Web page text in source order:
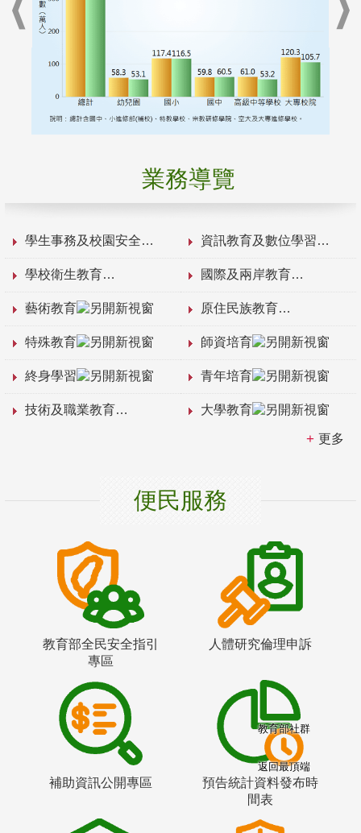
業務導覽
學生事務及校園安全 資訊教育及數位學習
學校衛生教育 國際及兩岸教育
藝術教育 原住民族教育
特殊教育 師資培育
終身學習 青年培育
技術及職業教育 大學教育
更多
便民服務
教育部全民安全指引
專區
人體研究倫理申訴
補助資訊公開專區
預告統計資料發布時
間表
教育部社群
返回最頂端